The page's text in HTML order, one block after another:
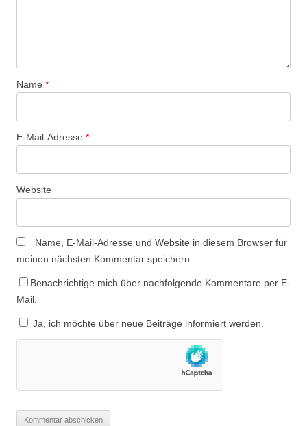
Name *
E-Mail-Adresse *
Website
Name, E-Mail-Adresse und Website in diesem Browser für
meinen nächsten Kommentar speichern.
Benachrichtige mich über nachfolgende Kommentare per E-
Mail.
Ja, ich möchte über neue Beiträge informiert werden.